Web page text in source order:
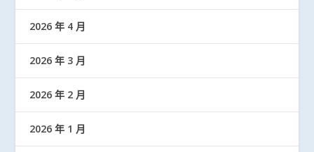
2026 年 4 月
2026 年 3 月
2026 年 2 月
2026 年 1 月